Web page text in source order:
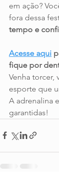
em ação?
fora dessa
tempo e
Acesse aqui
fique por
Venha torcer,
esporte que
A adrenalina
garantidas!